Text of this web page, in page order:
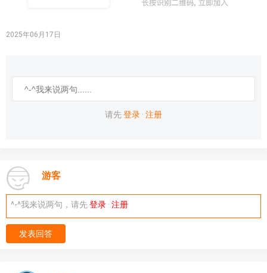
2025年06月17日
请先登录 · 注册
游客
^-^我来说两句，请先登录 · 注册
发表回答